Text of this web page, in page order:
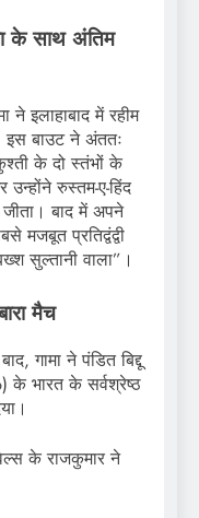
के साथ अंतिम
इलाहाबाद में रहीम
इस बाउट ने अंततः
के दो स्तंभों के
रुस्तम-ए-हिंद
बाद में अपने
प्रतिद्वंद्वी
सुल्तानी वाला”।
मैच
गामा ने पंडित बिद्दू
के भारत के सर्वश्रेष्ठ
के राजकुमार ने